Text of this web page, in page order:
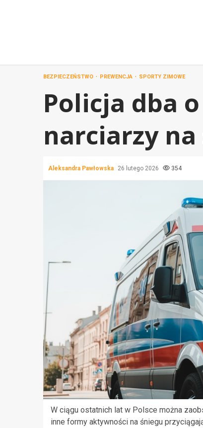
BEZPIECZEŃSTWO PREWENCJA SPORTY ZIMOWE
Policja dba
narciarzy
Aleksandra Pawłowska 26 lutego 2026 354
W ciągu ostatnich lat w Polsce można
inne formy aktywności na śniegu